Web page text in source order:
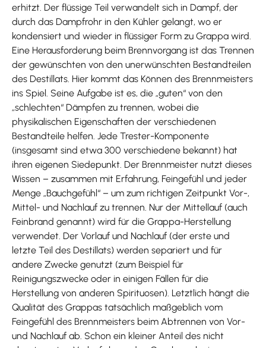
erhitzt. Der flüssige Teil verwandelt sich in Dampf, der
durch das Dampfrohr in den Kühler gelangt, wo er
kondensiert und wieder in flüssiger Form zu Grappa wird.
Eine Herausforderung beim Brennvorgang ist das Trennen
der gewünschten von den unerwünschten Bestandteilen
des Destillats. Hier kommt das Können des Brennmeisters
ins Spiel. Seine Aufgabe ist es, die „guten“ von den
„schlechten“ Dämpfen zu trennen, wobei die
physikalischen Eigenschaften der verschiedenen
Bestandteile helfen. Jede Trester-Komponente
(insgesamt sind etwa 300 verschiedene bekannt) hat
ihren eigenen Siedepunkt. Der Brennmeister nutzt dieses
Wissen – zusammen mit Erfahrung, Feingefühl und jeder
Menge „Bauchgefühl“ – um zum richtigen Zeitpunkt Vor-,
Mittel- und Nachlauf zu trennen. Nur der Mittellauf (auch
Feinbrand genannt) wird für die Grappa-Herstellung
verwendet. Der Vorlauf und Nachlauf (der erste und
letzte Teil des Destillats) werden separiert und für
andere Zwecke genutzt (zum Beispiel für
Reinigungszwecke oder in einigen Fällen für die
Herstellung von anderen Spirituosen). Letztlich hängt die
Qualität des Grappas tatsächlich maßgeblich vom
Feingefühl des Brennmeisters beim Abtrennen von Vor-
und Nachlauf ab. Schon ein kleiner Anteil des nicht